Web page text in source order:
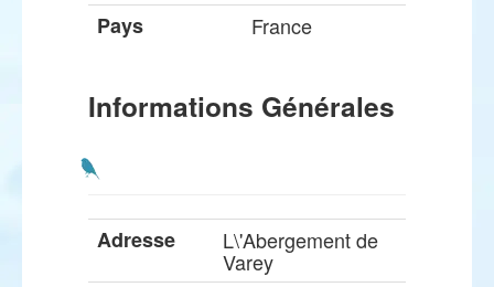
Pays France
Informations Générales
Adresse L\'Abergement de
Varey